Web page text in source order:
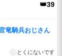
👑39
竜騎兵おじさん
とくにないです